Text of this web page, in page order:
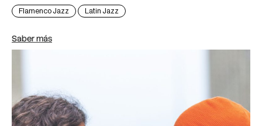
Flamenco Jazz Latin Jazz
Saber más